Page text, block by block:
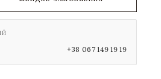
+38 067 149 19 19